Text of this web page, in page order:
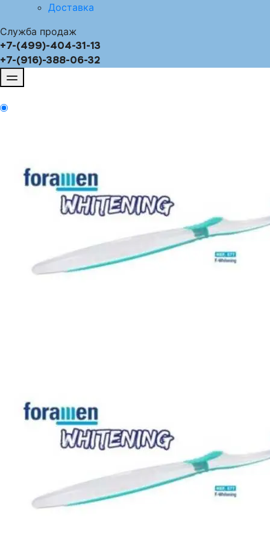
Доставка
Служба продаж
+7-(499)-404-31-13
+7-(916)-388-06-32